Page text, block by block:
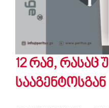
12 რამ,
სააგენტოსგან